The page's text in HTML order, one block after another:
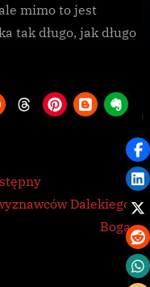
mimo to jest
tak długo, jak długo
Dalekiego
Boga